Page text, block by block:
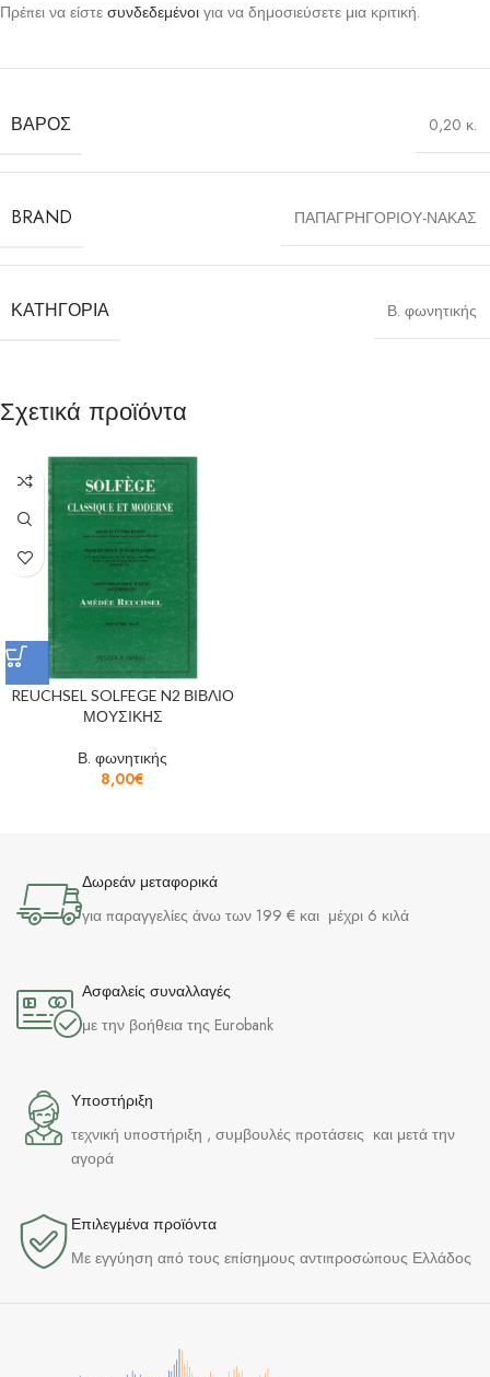
Πρέπει να είστε συνδεδεμένοι για να δημοσιεύσετε μια κριτική.
ΒΆΡΟΣ 0,20 κ.
BRAND ΠΑΠΑΓΡΗΓΟΡΙΟΥ-ΝΑΚΑΣ
ΚΑΤΗΓΟΡΊΑ Β. φωνητικής
Σχετικά προϊόντα
REUCHSEL SOLFEGE N2 ΒΙΒΛΙΟ
ΜΟΥΣΙΚΗΣ
Β. φωνητικής
8,00€
Δωρεάν μεταφορικά
για παραγγελίες άνω των 199 € και μέχρι 6 κιλά
Ασφαλείς συναλλαγές
με την βοήθεια της Eurobank
Υποστήριξη
τεχνική υποστήριξη , συμβουλές προτάσεις και μετά την
αγορά
Επιλεγμένα προϊόντα​
Με εγγύηση από τους επίσημους αντιπροσώπους Ελλάδος